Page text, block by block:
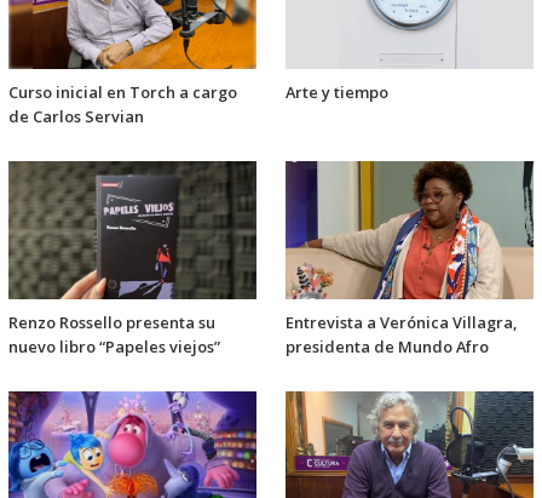
Curso inicial en Torch a cargo
de Carlos Servian
Arte y tiempo
Renzo Rossello presenta su
nuevo libro “Papeles viejos”
Entrevista a Verónica Villagra,
presidenta de Mundo Afro